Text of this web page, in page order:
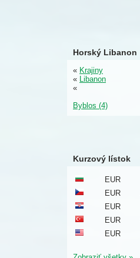
Horský Libanon
« Krajiny
« Libanon
«
Byblos (4)
Kurzový lístok
EUR
EUR
EUR
EUR
EUR